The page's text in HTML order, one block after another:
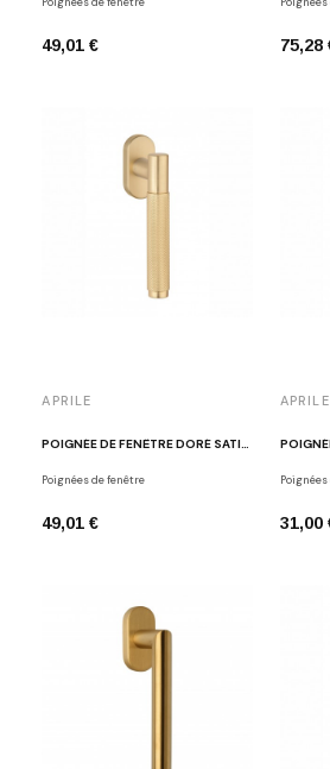
49,01 € 75,28
APRILE
POIGNÉE DE FENÊTRE DORÉ SATINÉ APRILE MOLINIA
Poignées de fenêtre
49,01 €
APRILE
31,00